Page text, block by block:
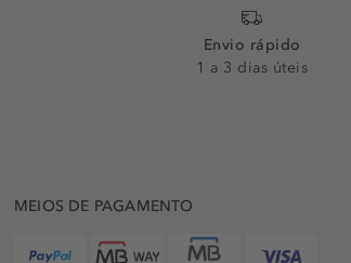
Envio rápido
1 a 3 dias úteis
MEIOS DE PAGAMENTO